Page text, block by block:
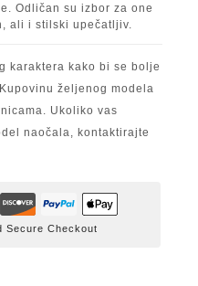
Odličan su izbor za one
ali i stilski upečatljiv.
karaktera kako bi se bolje
željenog modela
Ukoliko vas
naočala, kontaktirajte
Secure Checkout